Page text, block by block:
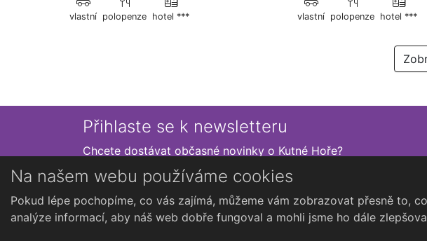
vlastní polopenze hotel *** vlastní polopenze hotel ***
Přihlaste se k newsletteru
Chcete dostávat občasné novinky o Kutné Hoře?
Na našem webu používáme cookies
Pokud lépe pochopíme, co vás zajímá, můžeme vám zobrazovat přesně to,
analýze informací, aby náš web dobře fungoval a mohli jsme ho dále